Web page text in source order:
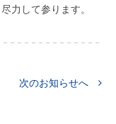
力して参ります。
次のお知らせへ 